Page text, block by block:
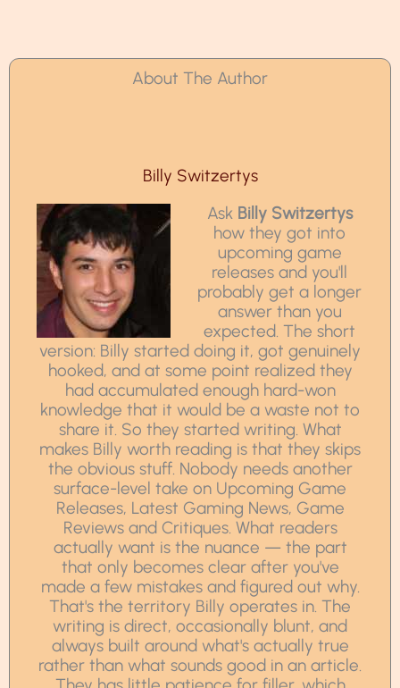
About The Author
Billy Switzertys
Ask Billy Switzertys
how they got into
upcoming game
releases and you'll
probably get a longer
answer than you
expected. The short
version: Billy started doing it, got genuinely
hooked, and at some point realized they
had accumulated enough hard-won
knowledge that it would be a waste not to
share it. So they started writing. What
makes Billy worth reading is that they skips
the obvious stuff. Nobody needs another
surface-level take on Upcoming Game
Releases, Latest Gaming News, Game
Reviews and Critiques. What readers
actually want is the nuance — the part
that only becomes clear after you've
made a few mistakes and figured out why.
That's the territory Billy operates in. The
writing is direct, occasionally blunt, and
always built around what's actually true
rather than what sounds good in an article.